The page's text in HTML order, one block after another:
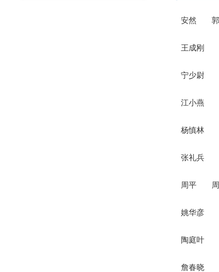
安然
王成刚
宁少尉
江小燕
杨慎林
张礼兵
周平
姚华彦
陶庭叶
詹春晓